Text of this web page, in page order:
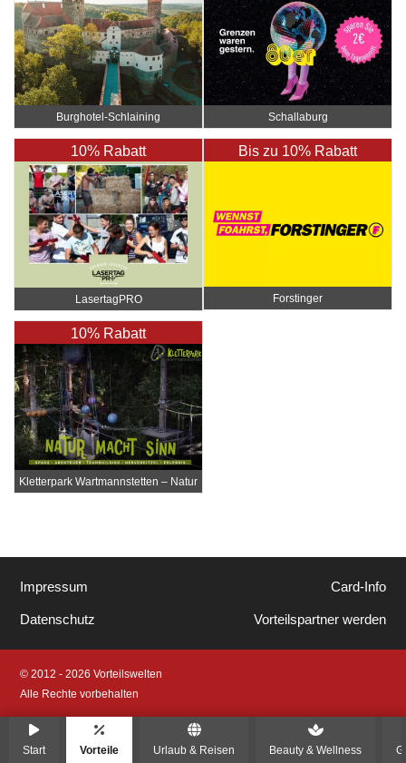
Start Vorteile Urlaub & Reisen Beauty & Wellness
Burghotel-Schlaining Schallaburg
10% Rabatt
LasertagPRO
Bis zu 10% Rabatt
Forstinger
10% Rabatt
Kletterpark Wartmannstetten – Natur
Impressum
Datenschutz
Card-Info
Vorteilspartner werden
© 2012 - 2026 Vorteilswelten
Alle Rechte vorbehalten